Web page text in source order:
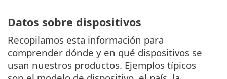
Datos sobre dispositivos
Recopilamos esta información para
comprender dónde y en qué dispositivos se
usan nuestros productos. Ejemplos típicos